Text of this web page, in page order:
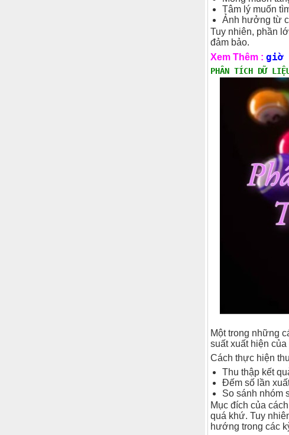
Tâm lý muốn
Ảnh hưởng từ
Tuy nhiên, phần
đảm bảo.
Xem Thêm : giờ
PHÂN TÍCH DỮ
Một trong những
suất xuất hiện
Cách thực hiện
Thu thập kết
Đếm số lần
So sánh nhóm
Mục đích của
quá khứ. Tuy
hướng trong các